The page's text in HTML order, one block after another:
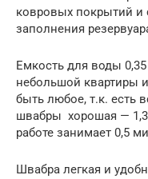
ковровых покрытий и
заполнения
Емкость для воды
небольшой квартиры
быть любое, т.к. есть
швабры хорошая — 1,3
работе занимает 0,5
Швабра легкая и